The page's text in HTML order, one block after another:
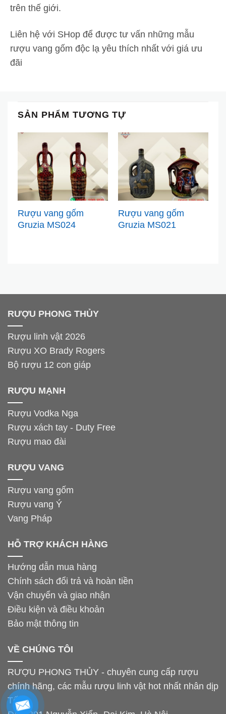
trên thế giới.
Liên hệ với SHop để được tư vấn những mẫu
rượu vang gốm độc lạ yêu thích nhất với giá ưu
đãi
SẢN PHẨM TƯƠNG TỰ
Rượu vang gốm
Gruzia MS024
Rượu vang gốm
Gruzia MS021
RƯỢU PHONG THỦY
Rượu linh vật 2026
Rượu XO Brady Rogers
Bộ rượu 12 con giáp
RƯỢU MẠNH
Rượu Vodka Nga
Rượu xách tay - Duty Free
Rượu mao đài
RƯỢU VANG
Rượu vang gốm
Rượu vang Ý
Vang Pháp
HỖ TRỢ KHÁCH HÀNG
Hướng dẫn mua hàng
Chính sách đổi trả và hoàn tiền
Vận chuyển và giao nhận
Điều kiện và điều khoản
Bảo mật thông tin
VỀ CHÚNG TÔI
RƯỢU PHONG THỦY - chuyên cung cấp rượu
chính hãng, các mẫu rượu linh vật hot nhất nhân dịp
Tết.